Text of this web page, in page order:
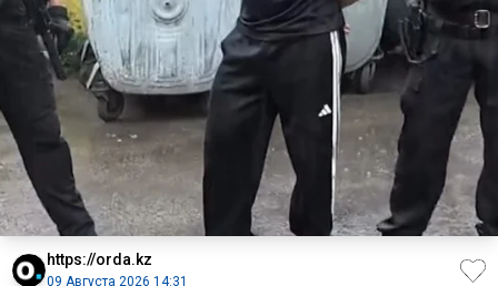
https://orda.kz
09 Августа 2026 14:31